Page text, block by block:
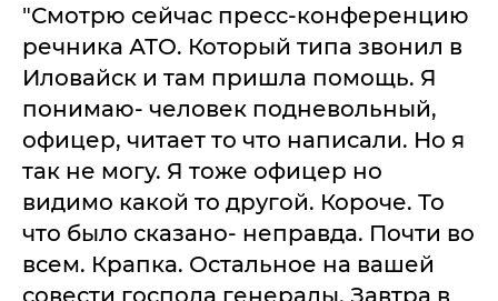
"Смотрю сейчас пресс-конференцию
речника АТО. Который типа звонил в
Иловайск и там пришла помощь. Я
понимаю- человек подневольный,
офицер, читает то что написали. Но я
так не могу. Я тоже офицер но
видимо какой то другой. Короче. То
что было сказано- неправда. Почти во
всем. Крапка. Остальное на вашей
совести господа генералы. Завтра в